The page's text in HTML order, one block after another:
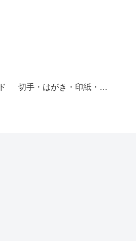
切手・はがき・印紙・レターパック